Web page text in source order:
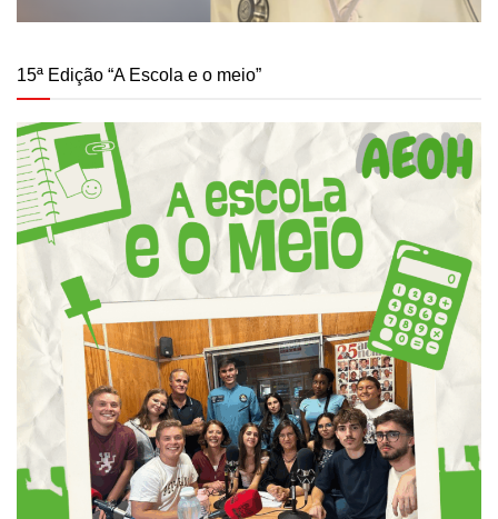
15ª Edição “A Escola e o meio”